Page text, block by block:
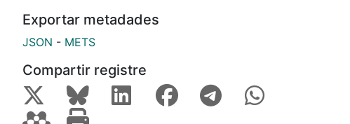
Exportar metadades
JSON - METS
Compartir registre